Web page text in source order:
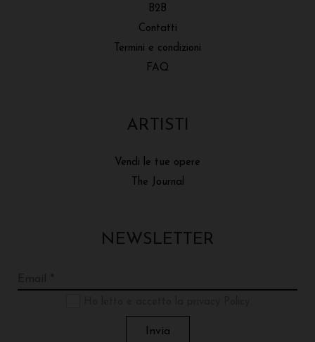
B2B
Contatti
Termini e condizioni
FAQ
ARTISTI
Vendi le tue opere
The Journal
NEWSLETTER